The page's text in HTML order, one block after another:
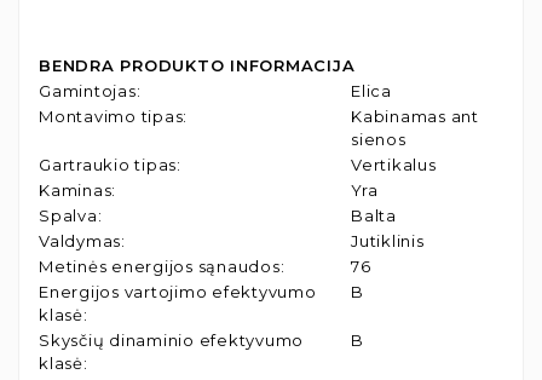
BENDRA PRODUKTO INFORMACIJA
Gamintojas:
Elica
Montavimo tipas:
Kabinamas ant
sienos
Gartraukio tipas:
Vertikalus
Kaminas:
Yra
Spalva:
Balta
Valdymas:
Jutiklinis
Metinės energijos sąnaudos:
76
Energijos vartojimo efektyvumo
klasė:
B
Skysčių dinaminio efektyvumo
klasė:
B